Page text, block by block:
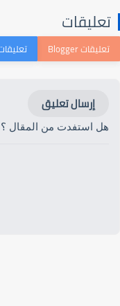
تعليقات
إرسال تعليق
هل استفدت من المقال ؟